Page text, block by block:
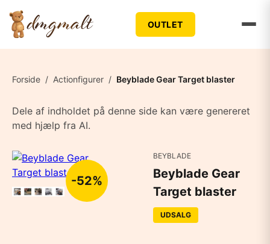
OUTLET
Forside / Actionfigurer / Beyblade Gear Target blaster
Dele af indholdet på denne side kan være genereret
med hjælp fra AI.
-52%
BEYBLADE
Beyblade Gear
Target blaster
UDSALG